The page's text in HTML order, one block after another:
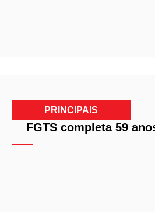
PRINCIPAIS
FGTS completa 59